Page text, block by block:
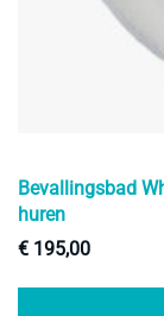
Bevallingsbad
huren
€ 195,00